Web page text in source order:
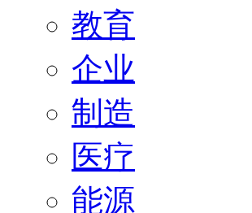
教育
企业
制造
医疗
能源